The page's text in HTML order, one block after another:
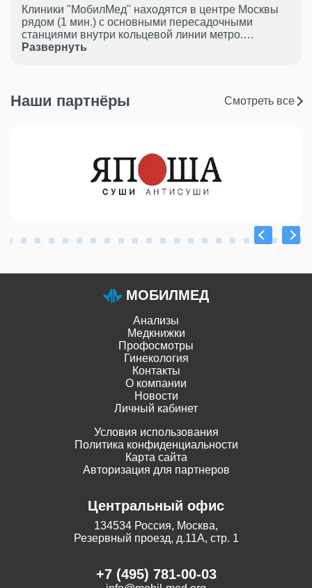
Клиники "МобилМед" находятся в центре Москвы
рядом (1 мин.) с основными пересадочными
станциями внутри кольцевой линии метро.
Предварительная запись и грамотно
Развернуть
Наши партнёры Смотреть все
МОБИЛМЕД
Анализы
Медкнижки
Профосмотры
Гинекология
Контакты
О компании
Новости
Личный кабинет
Условия использования
Политика конфиденциальности
Карта сайта
Авторизация для партнеров
Центральный офис
134534 Россия, Москва,
Резервный проезд, д.11А, стр. 1
+7 (495) 781-00-03